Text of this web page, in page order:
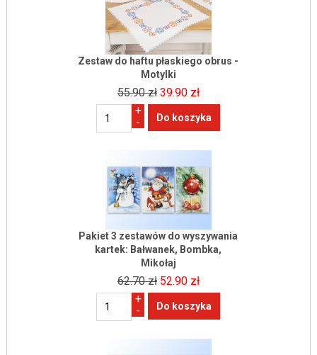
Zestaw do haftu płaskiego obrus -
Motylki
55.90 zł 39.90 zł
+
-
Pakiet 3 zestawów do wyszywania
kartek: Bałwanek, Bombka,
Mikołaj
62.70 zł 52.90 zł
+
-